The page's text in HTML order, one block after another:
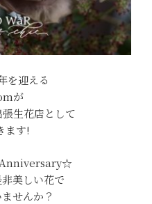
を迎える
が
生花店として
ます!
Anniversary☆
美しい花で
せんか？